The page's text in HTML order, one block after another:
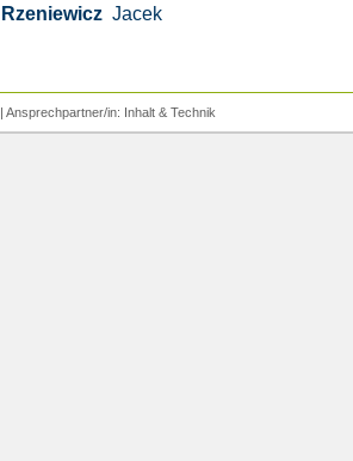
Rzeniewicz Jacek
| Ansprechpartner/in: Inhalt& Technik